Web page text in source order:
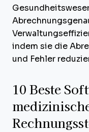
indem sie die
und Fehler
10 Beste